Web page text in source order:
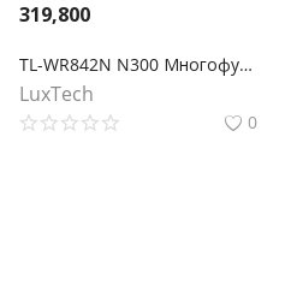
319,800
TL-WR842N N300 Многофункциональный Wi-Fi роутер с поддержкой 3G/4G
LuxTech
0